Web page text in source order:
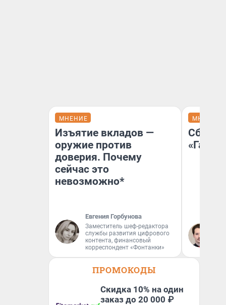
МНЕНИЕ
Изъятие вкладов —
оружие против
доверия. Почему
сейчас это
невозможно*
Евгения Горбунова
Заместитель шеф-редактора
службы развития цифрового
контента, финансовый
корреспондент «Фонтанки»
МНЕНИЕ
Сбер
ПРОМОКОДЫ
Скидка 10% на один
заказ до 20 000 ₽